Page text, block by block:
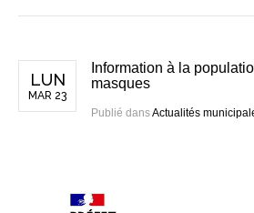
LUN
MAR 23
Information à la
masques
Publié dansActualités